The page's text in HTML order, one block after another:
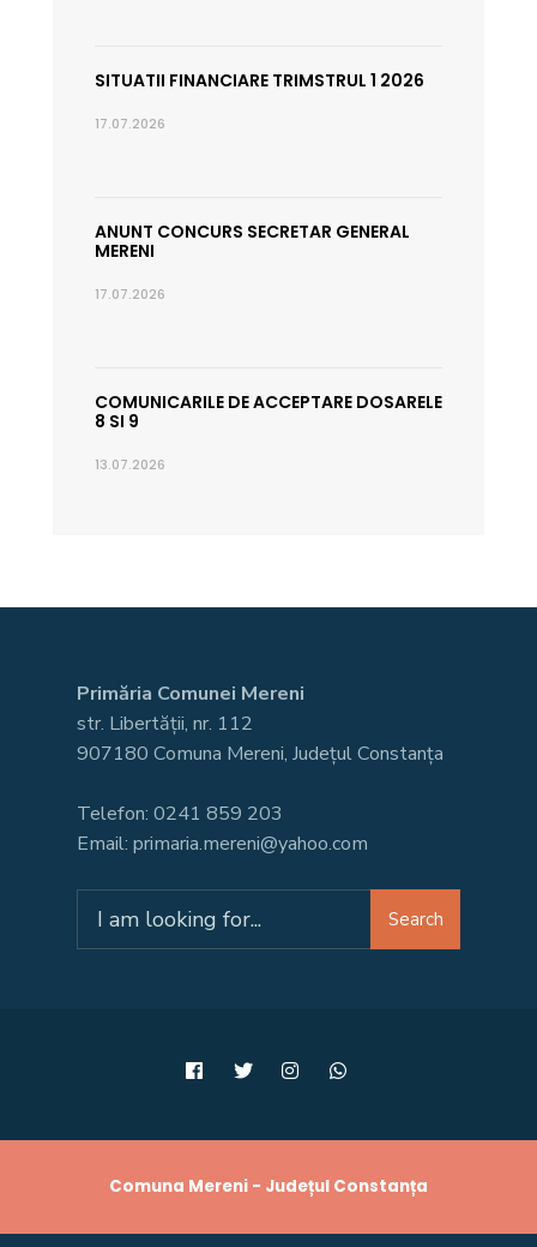
SITUATII FINANCIARE TRIMSTRUL 1 2026
17.07.2026
ANUNT CONCURS SECRETAR GENERAL
MERENI
17.07.2026
COMUNICARILE DE ACCEPTARE DOSARELE
8 SI 9
13.07.2026
Primăria Comunei Mereni
str. Libertății, nr. 112
907180 Comuna Mereni, Județul Constanța
Telefon: 0241 859 203
Email: primaria.mereni@yahoo.com
for:
Search
Comuna Mereni - Județul Constanța